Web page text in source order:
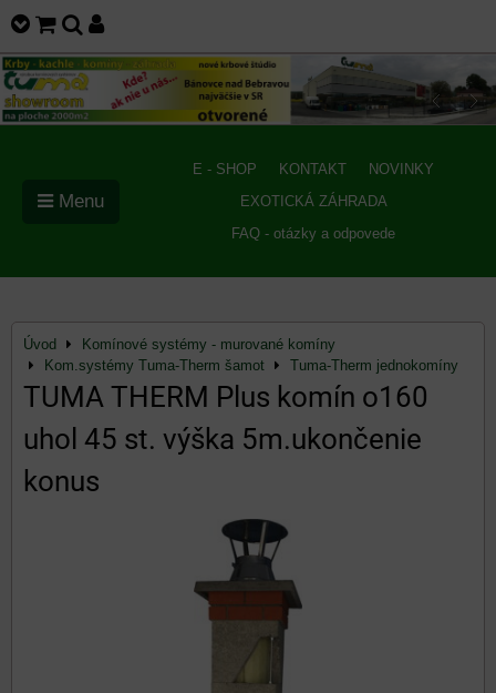
E - SHOP KONTAKT
NOVINKY
EXOTICKÁ ZÁHRADA
FAQ - otázky a odpovede
Menu
Úvod
Komínové systémy - murované komíny
Kom.systémy Tuma-Therm šamot
Tuma-Therm jednokomíny
TUMA THERM Plus komín o160
uhol 45 st. výška 5m.ukončenie
konus